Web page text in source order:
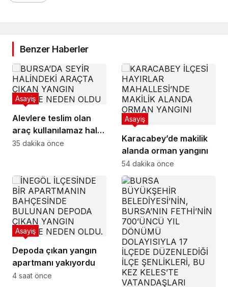
Benzer Haberler
Alevlere teslim olan
araç kullanılamaz hale
geldi
Asayiş
35 dakika önce
Karacabey’de makilik
alanda orman yangını
Asayiş
54 dakika önce
Depoda çıkan yangın
apartmanı yakıyordu
Asayiş
4 saat önce